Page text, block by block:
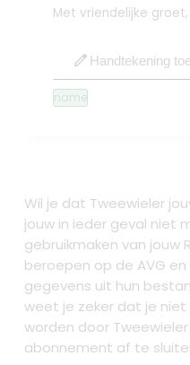
Met vriendelijke groet,
edit Handtekening
name
Wil je dat Tweewieler
jouw in ieder geval niet
gebruikmaken van jouw
beroepen op de AVG
gegevens uit hun
weet je zeker dat je
worden door
abonnement af te